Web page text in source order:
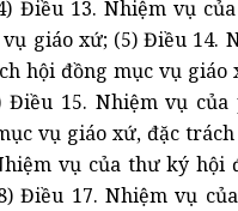
Điều 13. Nhiệm vụ
giáo xứ; (5) Điều 14.
hội đồng mục vụ giáo
Điều 15. Nhiệm vụ của
vụ giáo xứ, đặc
vụ của thư ký hội
Điều 17. Nhiệm vụ